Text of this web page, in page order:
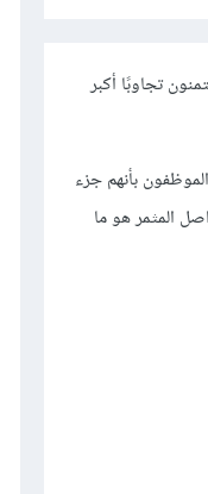
الآراء مع مديره المباشر، وأن قرابة %30 من الموظفين يتمنون تجاوبًا أكبر
بأنهم جزء
المثمر هو ما